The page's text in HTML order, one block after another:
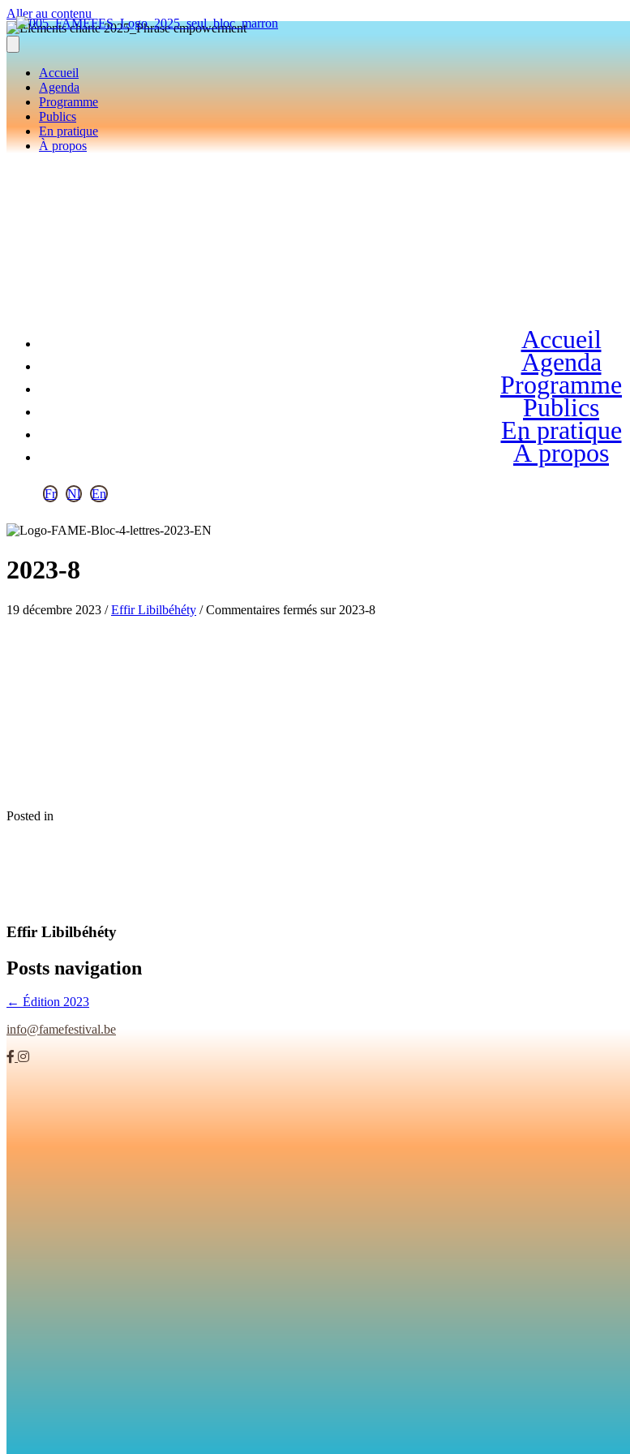
Aller au contenu
Accueil
Agenda
Programme
Publics
En pratique
À propos
Accueil
Agenda
Programme
Publics
En pratique
À propos
Fr Nl En
2023-8
19 décembre 2023 /Effir Libilbéhéty /Commentaires fermés sur 2023-8
Posted in
Effir Libilbéhéty
Posts navigation
← Édition 2023
info@famefestival.be